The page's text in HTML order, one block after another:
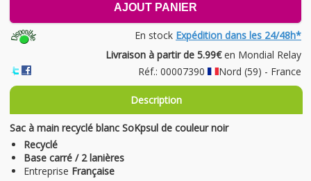
AJOUT PANIER
En stock Expédition dans les 24/48h*
Livraison à partir de 5.99€en Mondial Relay
Réf.: 00007390
Nord (59) - France
Description
Sac à main recyclé blanc SoKpsul de couleur noir
Recyclé
Base carré / 2 lanières
Entreprise Française